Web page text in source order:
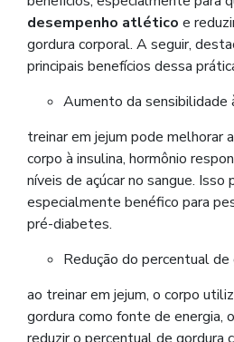
desempenho atlético e
gordura corporal. A seguir,
principais benefícios dessa
Aumento da sensibilidade
treinar em jejum pode melhorar
corpo à insulina, hormônio
níveis de açúcar no sangue. Isso
especialmente benéfico para
pré-diabetes.
Redução do percentual de
ao treinar em jejum, o corpo
gordura como fonte de energia,